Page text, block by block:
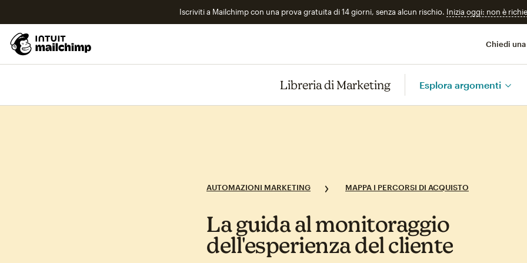
Iscriviti a Mailchimp con una prova gratuita di 14 giorni, senza alcun rischio. Inizia oggi: non è
Chiedi
Libreria di Marketing Esplora argomenti
AUTOMAZIONI MARKETING MAPPA I PERCORSI DI ACQUISTO
La guida al monitoraggio
dell'esperienza del cliente